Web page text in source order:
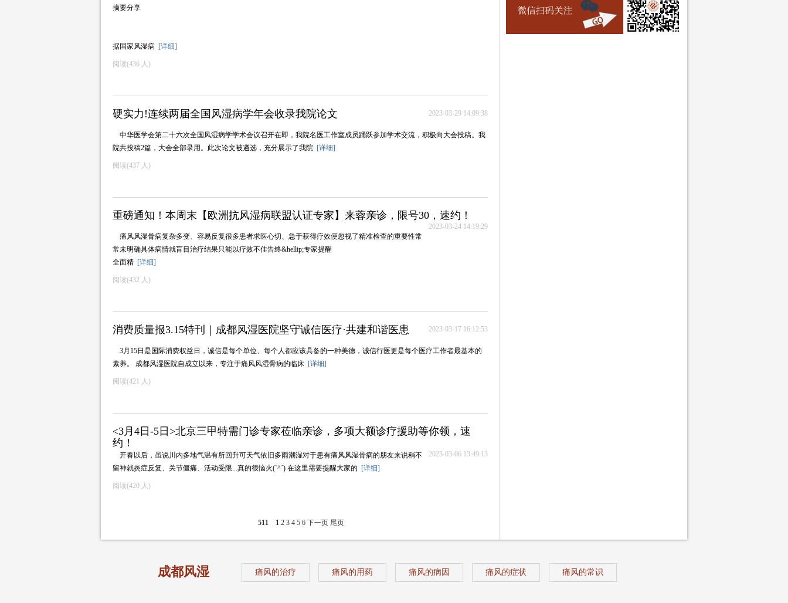
摘要分享
据国家风湿病 [详细]
阅读(436 人)
硬实力!连续两届全国风湿病学年会收录我院论文 2023-03-29 14:09:38
中华医学会第二十六次全国风湿病学学术会议召开在即，我院名医工作室成员踊跃参加学术交流，积极向大会投稿。我
院共投稿2篇，大会全部录用。此次论文被遴选，充分展示了我院 [详细]
阅读(437 人)
重磅通知！本周末【欧洲抗风湿病联盟认证专家】来蓉亲诊，限号30，速约！
2023-03-24 14:19:29
痛风风湿骨病复杂多变、容易反复很多患者求医心切、急于获得疗效便忽视了精准检查的重要性常
常未明确具体病情就盲目治疗结果只能以疗效不佳告终&hellip;专家提醒
全面精 [详细]
阅读(432 人)
消费质量报3.15特刊｜成都风湿医院坚守诚信医疗·共建和谐医患 2023-03-17 16:12:53
3月15日是国际消费权益日，诚信是每个单位、每个人都应该具备的一种美德，诚信行医更是每个医疗工作者最基本的
素养。 成都风湿医院自成立以来，专注于痛风风湿骨病的临床 [详细]
阅读(421 人)
<3月4日-5日>北京三甲特需门诊专家莅临亲诊，多项大额诊疗援助等你领，速
约！
2023-03-06 13:49:13
开春以后，虽说川内多地气温有所回升可天气依旧多雨潮湿对于患有痛风风湿骨病的朋友来说稍不
留神就炎症反复、关节僵痛、活动受限...真的很恼火(ˋ^ˊ) 在这里需要提醒大家的 [详细]
阅读(420 人)
511 1 2 3 4 5 6 下一页 尾页
成都风湿
痛风的治疗 痛风的用药 痛风的病因 痛风的症状 痛风的常识